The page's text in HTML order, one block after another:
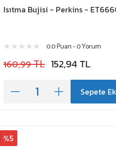
Isıtma Bujisi - Perkins -
0.0 Puan - 0 Yorum
160,99 TL 152,94 TL
Sepete
%5